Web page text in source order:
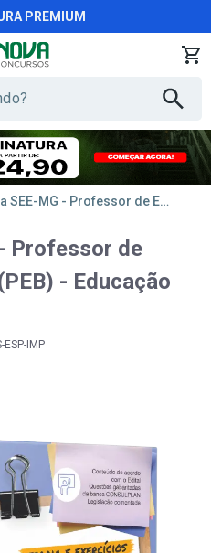
PREMIUM
Apostila SEE-MG - Professor de Educação Básica (PEB) - Educação Especial
Professor de
- Educação
ESP-IMP